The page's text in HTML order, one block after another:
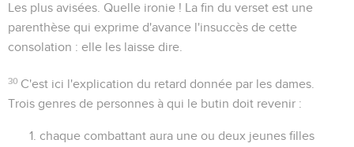
Les plus avisées . Quelle ironie ! La fin du verset est une
parenthèse qui exprime d'avance l'insuccès de cette
consolation : elle les laisse dire.
30 C'est ici l'explication du retard donnée par les dames.
Trois genres de personnes à qui le butin doit revenir :
chaque combattant aura une ou deux jeunes filles